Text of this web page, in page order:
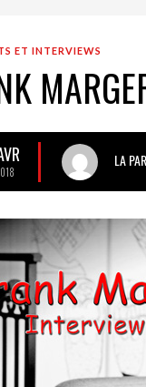
ET INTERVIEWS
LA